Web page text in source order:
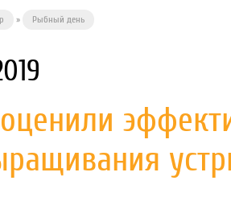
» Рыбный день